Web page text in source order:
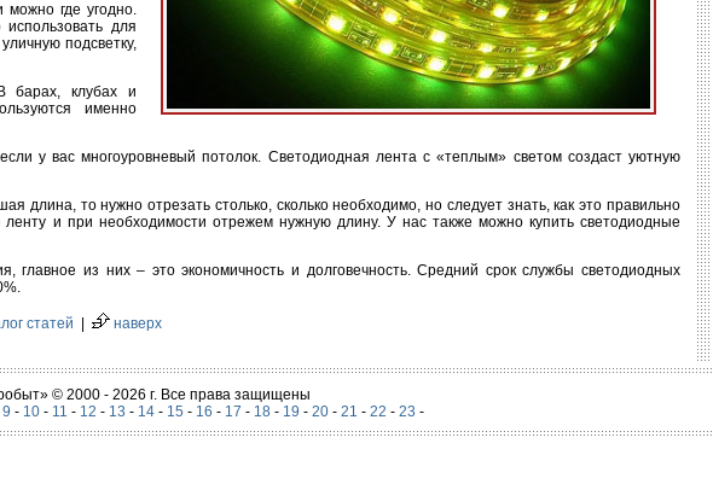
можно где угодно.
для
подсветку,
барах, клубах и
именно
у вас многоуровневый потолок. Светодиодная лента с «теплым» светом создаст уютную
то нужно отрезать столько, сколько необходимо, но следует знать, как это правильно
и при необходимости отрежем нужную длину. У нас также можно купить светодиодные
из них – это экономичность и долговечность. Средний срок службы светодиодных
статей наверх
© 2000 - 2026 г. Все права защищены
9 - 10- 11 - 12 - 13 - 14- 15 - 16 - 17 - 18- 19 - 20- 21 - 22 - 23 -